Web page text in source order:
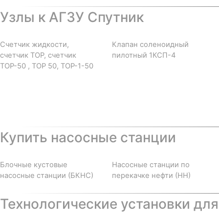
Узлы к АГЗУ Спутник
Счетчик жидкости,
счетчик ТОР, счетчик
ТОР-50 , ТОР 50, ТОР-1-50
Клапан соленоидный
пилотный 1КСП-4
Купить насосные станции
Блочные кустовые
насосные станции (БКНС)
Насосные станции по
перекачке нефти (НН)
Технологические установки